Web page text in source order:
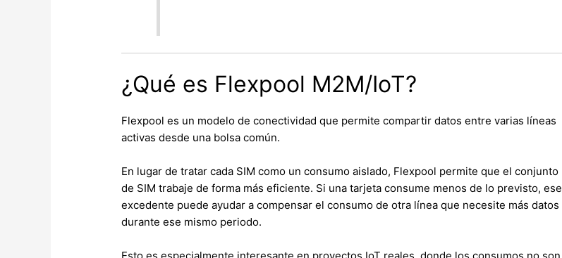
¿Qué es Flexpool M2M/IoT?
Flexpool es un modelo de conectividad que permite compartir datos entre varias líneas
activas desde una bolsa común.
En lugar de tratar cada SIM como un consumo aislado, Flexpool permite que el conjunto
de SIM trabaje de forma más eficiente. Si una tarjeta consume menos de lo previsto, ese
excedente puede ayudar a compensar el consumo de otra línea que necesite más datos
durante ese mismo periodo.